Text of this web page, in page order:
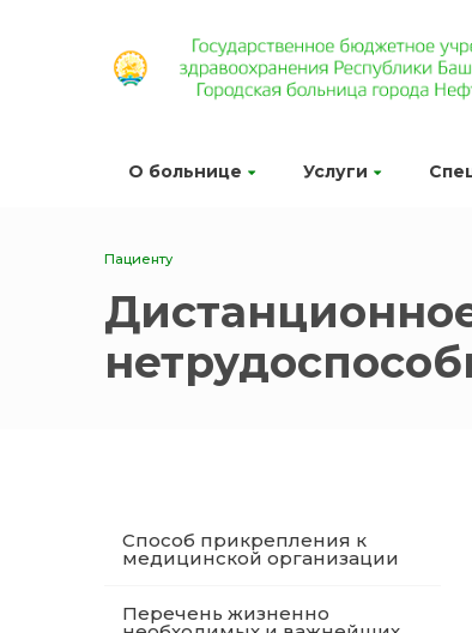
О больнице Услуги
Пациенту
Способ прикрепления к
медицинской организации
Перечень жизненно